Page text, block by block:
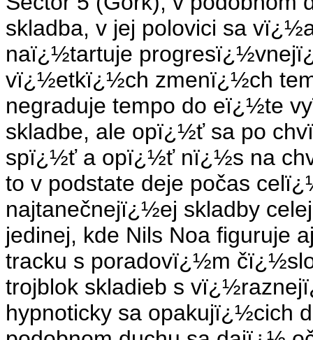
skladba, v jej polovici sa
naï¿½tartuje
vï¿½etkï¿½ch zmenï¿½ch
negraduje tempo do eï¿½te
skladbe, ale opï¿½ť sa po
spï¿½ť a opï¿½ť nï¿½s na
to v podstate deje počas
najtanečnejï¿½ej skladby
jedinej, kde Nils Noa
tracku s poradovï¿½m
trojblok skladieb s
hypnoticky sa opakujï¿½cich